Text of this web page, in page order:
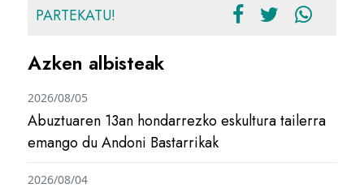
PARTEKATU!
Azken albisteak
Abuztuaren 13an hondarrezko eskultura tailerra
emango du Andoni Bastarrikak
2026/08/05
2026/08/04